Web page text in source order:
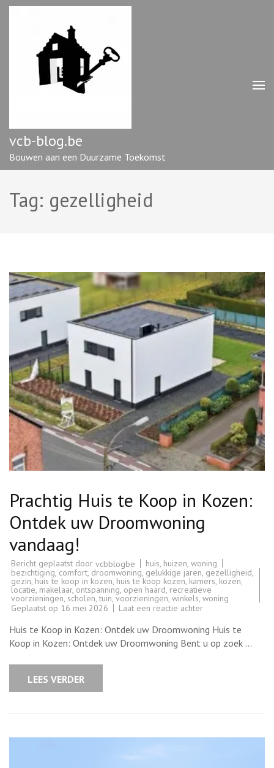
Ga
vcb-blog.be
Bouwen aan een Duurzame Toekomst
Tag: gezelligheid
Prachtig Huis te Koop in Kozen:
Ontdek uw Droomwoning
vandaag!
Bericht geplaatst door vcbblogbe huis, huizen, woning
bezichtiging, comfort, droomwoning, gelukkige jaren, gezelligheid,
gezin, huis te koop in kozen, huis te koop kozen, kamers, kozen,
locatie, makelaar,ontspanning, open haard, recreatieve
voorzieningen, scholen,tuin, voorzieningen, winkels, woning
Geplaatst op 16 mei 2026 Laat een reactie achterop
Huis
te
Koop
in
Huis te Koop in Kozen: Ontdek uw Droomwoning Huis te
Koop in Kozen: Ontdek uw Droomwoning Bent u op zoek …
LEES VERDER